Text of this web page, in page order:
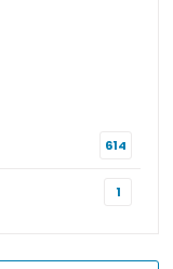
614
1